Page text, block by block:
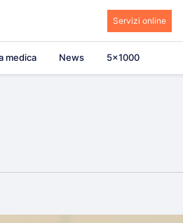
Servizi online
medica News 5×1000